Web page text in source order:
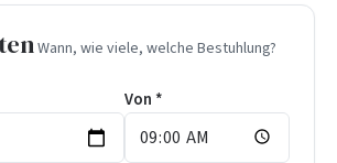
Wann, wie viele, welche Bestuhlung?
Von *